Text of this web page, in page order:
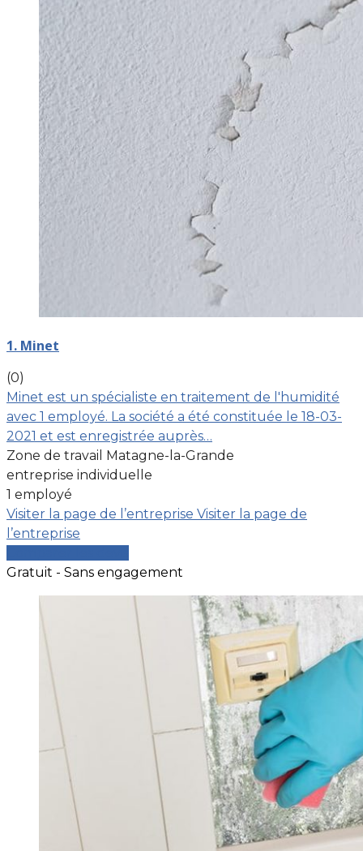
1. Minet
(0)
Minet est un spécialiste en traitement de l'humidité
avec 1 employé. La société a été constituée le 18-03-
2021 et est enregistrée auprès…
Zone de travail Matagne-la-Grande
entreprise individuelle
1 employé
Visiter la page de l’entreprise Visiter la page de
l’entreprise
Gratuit - Sans engagement